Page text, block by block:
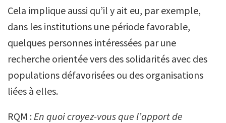
Cela implique aussi qu’il y ait eu, par exemple,
dans les institutions une période favorable,
quelques personnes intéressées par une
recherche orientée vers des solidarités avec des
populations défavorisées ou des organisations
liées à elles.
RQM :En quoi croyez-vous que l’apport de